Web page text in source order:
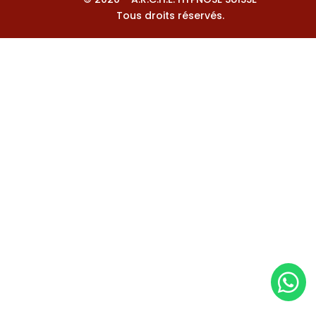
Tous droits réservés.
